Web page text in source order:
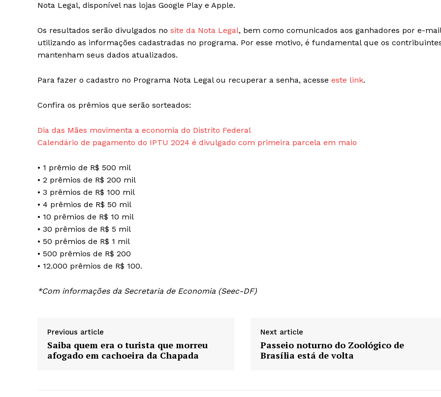
Nota Legal, disponível nas lojas Google Play e Apple.
Os resultados serão divulgados no site da Nota Legal, bem como comunicados aos ganhadores por e-
utilizando as informações cadastradas no programa. Por esse motivo, é fundamental que os
mantenham seus dados atualizados.
Para fazer o cadastro no Programa Nota Legal ou recuperar a senha, acesse este link.
Confira os prêmios que serão sorteados:
Dia das Mães movimenta a economia do Distrito Federal
Calendário de pagamento do IPTU 2024 é divulgado com primeira parcela em maio
• 1 prêmio de R$ 500 mil
• 2 prêmios de R$ 200 mil
• 3 prêmios de R$ 100 mil
• 4 prêmios de R$ 50 mil
• 10 prêmios de R$ 10 mil
• 30 prêmios de R$ 5 mil
• 50 prêmios de R$ 1 mil
• 500 prêmios de R$ 200
• 12.000 prêmios de R$ 100.
*Com informações da Secretaria de Economia (Seec-DF)
Previous article
Saiba quem era o turista que morreu
afogado em cachoeira da Chapada
Next article
Passeio noturno do Zoológico de
Brasília está de volta